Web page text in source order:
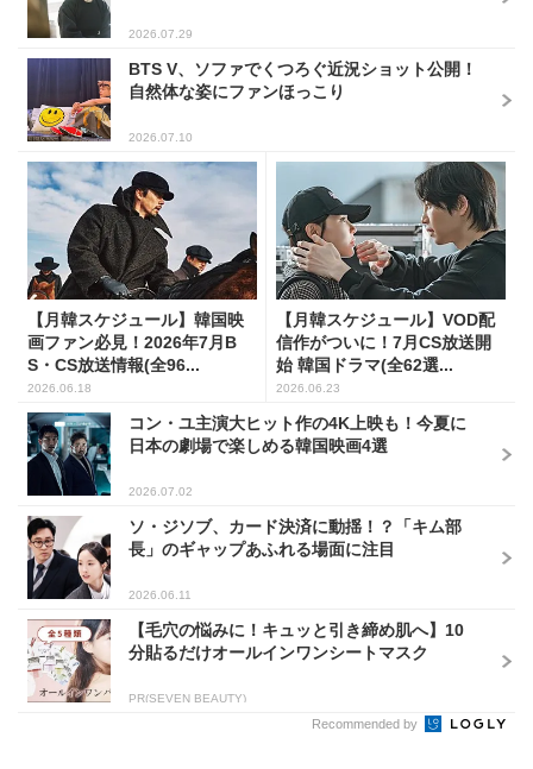
2026.07.29
BTS V、ソファでくつろぐ近況ショット公開！
自然体な姿にファンほっこり
2026.07.10
【月韓スケジュール】韓国映
画ファン必見！2026年7月B
S・CS放送情報(全96...
2026.06.18
【月韓スケジュール】VOD配
信作がついに！7月CS放送開
始 韓国ドラマ(全62選...
2026.06.23
コン・ユ主演大ヒット作の4K上映も！今夏に
日本の劇場で楽しめる韓国映画4選
2026.07.02
ソ・ジソブ、カード決済に動揺！？「キム部
長」のギャップあふれる場面に注目
2026.06.11
【毛穴の悩みに！キュッと引き締め肌へ】10
分貼るだけオールインワンシートマスク
PR(SEVEN BEAUTY)
Recommended by